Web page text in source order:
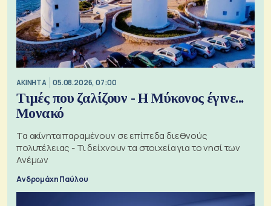
ΑΚΙΝΗΤΑ 05.08.2026, 07:00
Τιμές που ζαλίζουν - Η Μύκονος έγινε...
Μονακό
Τα ακίνητα παραμένουν σε επίπεδα διεθνούς
πολυτέλειας - Τι δείχνουν τα στοιχεία για το νησί των
Ανέμων
Ανδρομάχη Παύλου